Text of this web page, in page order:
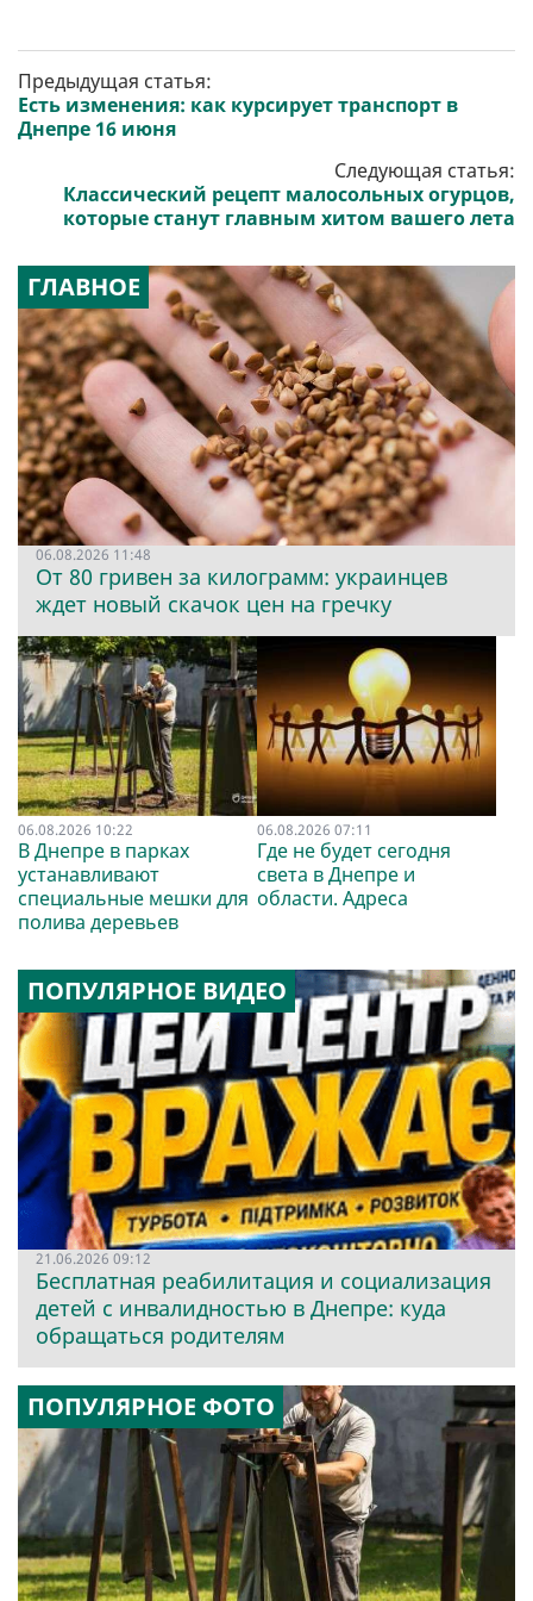
Предыдущая статья:
Есть изменения: как курсирует транспорт в
Днепре 16 июня
Следующая статья:
Классический рецепт малосольных огурцов,
которые станут главным хитом вашего лета
ГЛАВНОЕ
06.08.2026 11:48
От 80 гривен за килограмм: украинцев
ждет новый скачок цен на гречку
06.08.2026 10:22
В Днепре в парках
устанавливают
специальные мешки для
полива деревьев
06.08.2026 07:11
Где не будет сегодня
света в Днепре и
области. Адреса
ПОПУЛЯРНОЕ ВИДЕО
21.06.2026 09:12
Бесплатная реабилитация и социализация
детей с инвалидностью в Днепре: куда
обращаться родителям
ПОПУЛЯРНОЕ ФОТО